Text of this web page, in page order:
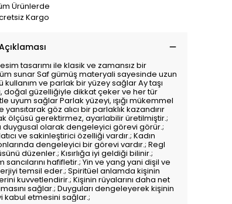
Ürünlerde
Kargo
tasarımı ile klasik ve zamansız bir
sunar Saf gümüş materyali sayesinde uzun
kullanım ve parlak bir yüzey sağlar Ay taşı
doğal güzelliğiyle dikkat çeker ve her tür
uyum sağlar Parlak yüzeyi, ışığı mükemmel
yansıtarak göz alıcı bir parlaklık kazandırır
ölçüsü gerektirmez, ayarlabilir üretilmiştir.;
duygusal olarak dengeleyici görevi görür.;
ve sakinleştirici özelliği vardır.; Kadın
dengeleyici bir görevi vardır.; Regl
düzenler.; Kısırlığa iyi geldiği bilinir.;
sancılarını hafifletir.; Yin ve yang yani dişil ve
temsil eder.; Spiritüel anlamda kişinin
kuvvetlendirir.; Kişinin rüyalarını daha net
sağlar.; Duyguları dengeleyerek kişinin
kabul etmesini sağlar.;